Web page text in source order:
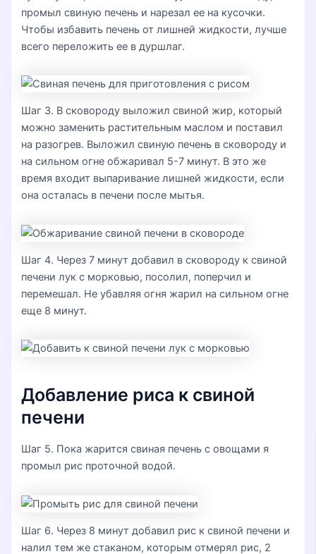
промыл свиную печень и нарезал ее на кусочки.
Чтобы избавить печень от лишней жидкости, лучше
всего переложить ее в дуршлаг.
Шаг 3. В сковороду выложил свиной жир, который
можно заменить растительным маслом и поставил
на разогрев. Выложил свиную печень в сковороду и
на сильном огне обжаривал 5-7 минут. В это же
время входит выпаривание лишней жидкости, если
она осталась в печени после мытья.
Шаг 4. Через 7 минут добавил в сковороду к свиной
печени лук с морковью, посолил, поперчил и
перемешал. Не убавляя огня жарил на сильном огне
еще 8 минут.
Добавление риса к свиной
печени
Шаг 5. Пока жарится свиная печень с овощами я
промыл рис проточной водой.
Шаг 6. Через 8 минут добавил рис к свиной печени и
налил тем же стаканом, которым отмерял рис, 2